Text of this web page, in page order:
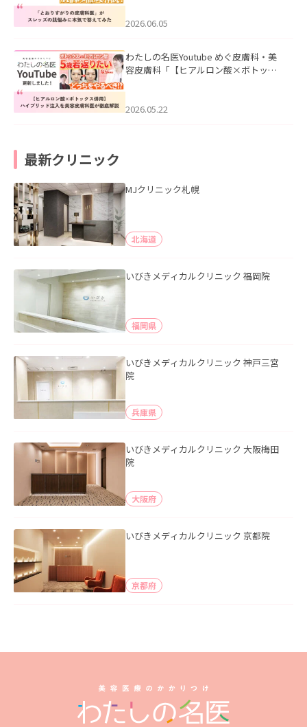
2026.06.05
わたしの名医Youtube めぐ皮膚科・美
容皮膚科「【ヒアルロン酸×ボトック
た。
2026.05.22
最新クリニック
MJクリニック札幌
北海道
いびきメディカルクリニック 福岡院
福岡県
いびきメディカルクリニック 神戸三宮
院
兵庫県
いびきメディカルクリニック 大阪梅田
院
大阪府
いびきメディカルクリニック 京都院
京都府